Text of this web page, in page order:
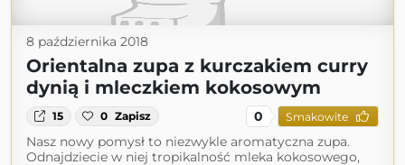
8 października 2018
Orientalna zupa z kurczakiem curry
dynią i mleczkiem kokosowym
15 0 Zapisz 0 Smakowite
Nasz nowy pomysł to niezwykle aromatyczna zupa.
Odnajdziecie w niej tropikalność mleka kokosowego,